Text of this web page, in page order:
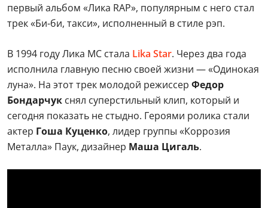
первый альбом «Лика RAP», популярным с него стал
трек «Би-би, такси», исполненный в стиле рэп.
В 1994 году Лика МС стала Lika Star. Через два года
исполнила главную песню своей жизни — «Одинокая
луна». На этот трек молодой режиссер Федор
Бондарчук снял суперстильный клип, который и
сегодня показать не стыдно. Героями ролика стали
актер Гоша Куценко, лидер группы «Коррозия
Металла» Паук, дизайнер Маша Цигаль.